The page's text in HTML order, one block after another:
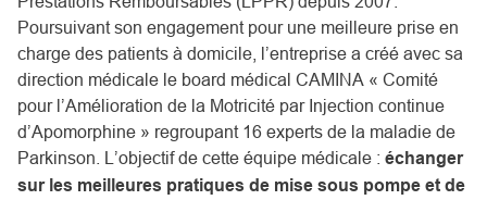
Poursuivant son engagement pour une meilleure prise en
charge des patients à domicile, l’entreprise a créé avec sa
direction médicale le board médical CAMINA « Comité
pour l’Amélioration de la Motricité par Injection continue
d’Apomorphine » regroupant 16 experts de la maladie de
Parkinson. L’objectif de cette équipe médicale : échanger
sur les meilleures pratiques de mise sous pompe et de